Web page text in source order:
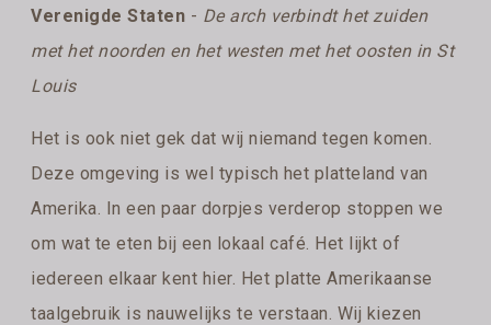
Verenigde Staten - De arch verbindt het zuiden
met het noorden en het westen met het oosten in St
Louis
Het is ook niet gek dat wij niemand tegen komen.
Deze omgeving is wel typisch het platteland van
Amerika. In een paar dorpjes verderop stoppen we
om wat te eten bij een lokaal café. Het lijkt of
iedereen elkaar kent hier. Het platte Amerikaanse
taalgebruik is nauwelijks te verstaan. Wij kiezen